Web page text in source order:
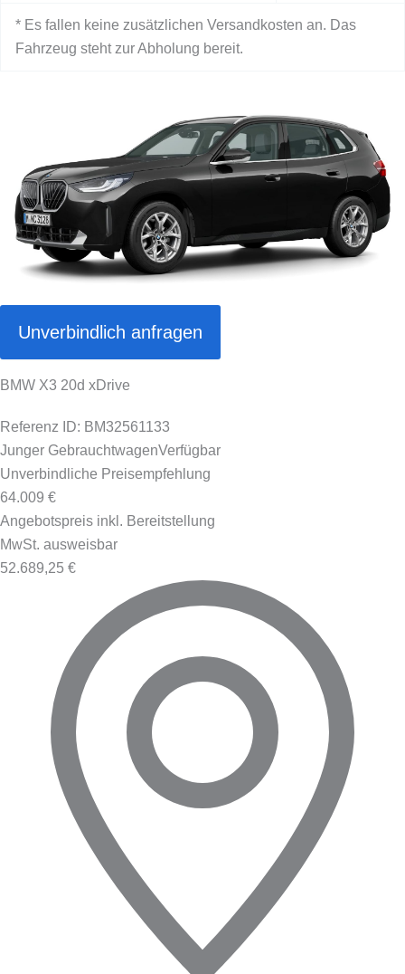
* Es fallen keine zusätzlichen Versandkosten an. Das
Fahrzeug steht zur Abholung bereit.
Unverbindlich anfragen
BMW X3 20d xDrive
Referenz ID: BM32561133
Junger GebrauchtwagenVerfügbar
Unverbindliche Preisempfehlung
64.009 €
Angebotspreis inkl. Bereitstellung
MwSt. ausweisbar
52.689,25 €